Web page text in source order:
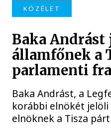
KÖZÉLET
Baka
államfőnek a
parlamenti
Baka Andrást, a
korábbi elnökét
elnöknek a Tisza